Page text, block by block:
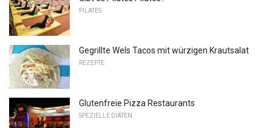
PILATES
Gegrillte Wels Tacos mit würzigen Krautsalat
REZEPTE
Glutenfreie Pizza Restaurants
SPEZIELLE DIÄTEN